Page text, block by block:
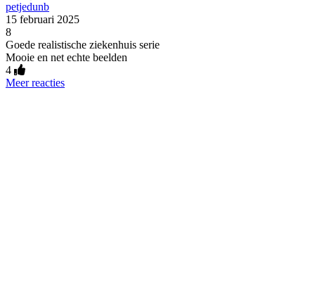
petjedunb
15 februari 2025
8
Goede realistische ziekenhuis serie
Mooie en net echte beelden
4
Meer reacties